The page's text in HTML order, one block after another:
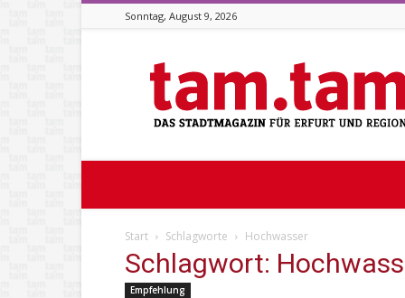
Sonntag, August 9, 2026
Stadtmagazin
tam.tam
Start Schlagworte Hochwasser
Schlagwort:
Empfehlung